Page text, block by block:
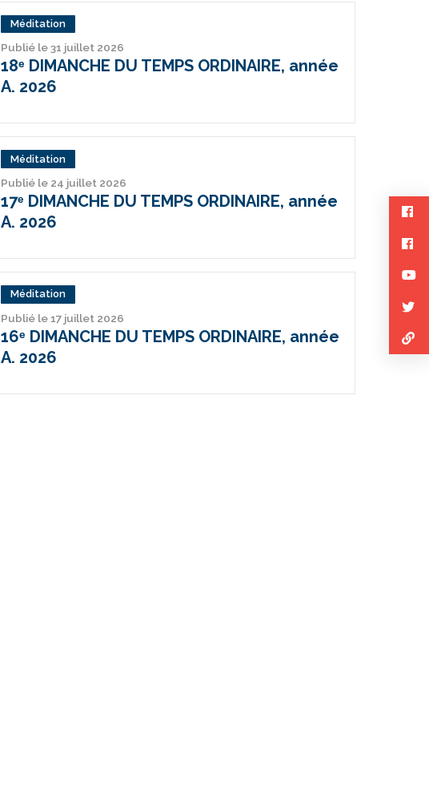
Méditation
Publié le 31 juillet 2026
18ᵉ DIMANCHE DU TEMPS ORDINAIRE, année
A. 2026
Méditation
Publié le 24 juillet 2026
17ᵉ DIMANCHE DU TEMPS ORDINAIRE, année
A. 2026
Méditation
Publié le 17 juillet 2026
16ᵉ DIMANCHE DU TEMPS ORDINAIRE, année
A. 2026